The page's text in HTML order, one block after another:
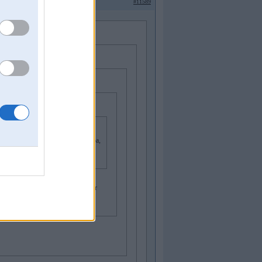
#11589
brīdī kad atkal parādās elektrība,
ja pievieno tīklam
jauda), attiecīgi to sašēmojot ar
pazuššans atkrīt un ar